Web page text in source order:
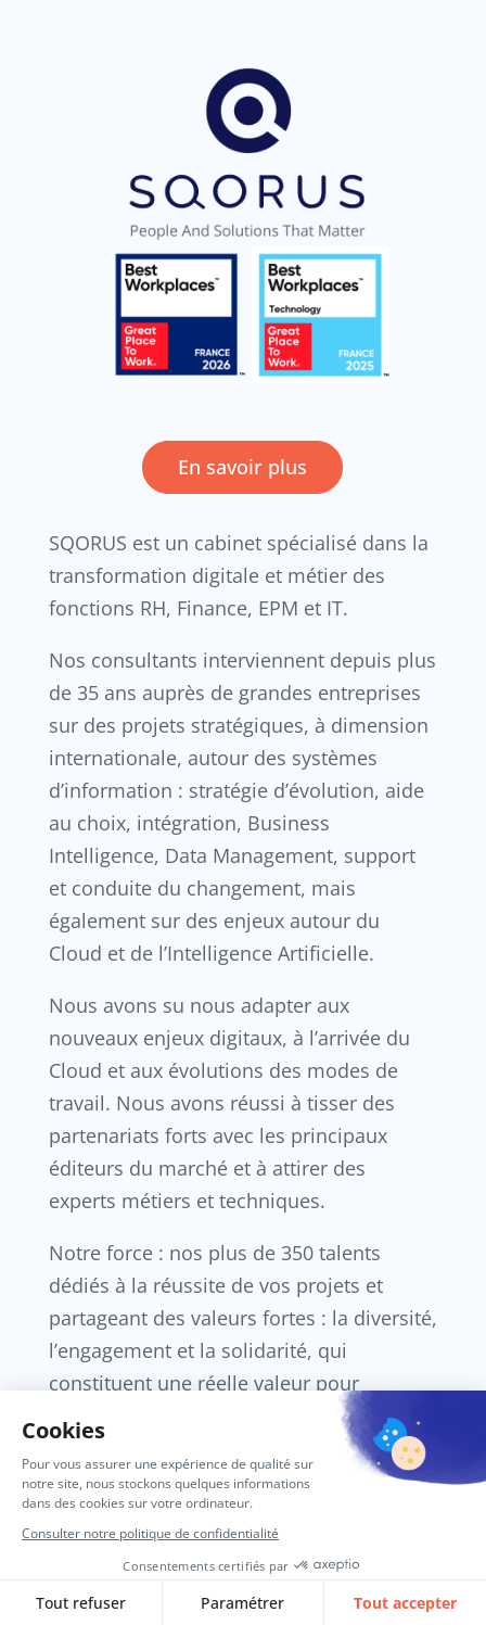
En savoir plus
SQORUS est un cabinet spécialisé dans la
transformation digitale et métier des
fonctions RH, Finance, EPM et IT.
Nos consultants interviennent depuis plus
de 35 ans auprès de grandes entreprises
sur des projets stratégiques, à dimension
internationale, autour des systèmes
d’information : stratégie d’évolution, aide
au choix, intégration, Business
Intelligence, Data Management, support
et conduite du changement, mais
également sur des enjeux autour du
Cloud et de l’Intelligence Artificielle.
Nous avons su nous adapter aux
nouveaux enjeux digitaux, à l’arrivée du
Cloud et aux évolutions des modes de
travail. Nous avons réussi à tisser des
partenariats forts avec les principaux
éditeurs du marché et à attirer des
experts métiers et techniques.
Notre force : nos plus de 350 talents
dédiés à la réussite de vos projets et
partageant des valeurs fortes : la diversité,
l’engagement et la solidarité, qui
constituent une réelle valeur pour
l’entreprise et ses clients.
Great Place to Work depuis 12 années
consécutives, SQORUS est sensible à
l’épanouissement de ses Sqorusien.ne.s, à
leur évolution de carrière et à leur
formation sur des solutions d’avenir.